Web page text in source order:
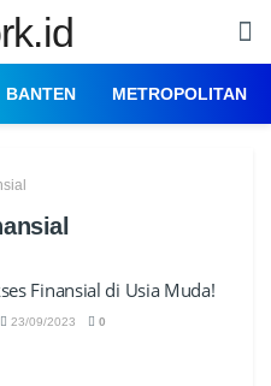
BANTEN METROPOLITAN
Finansial di Usia Muda!
23/09/2023 0